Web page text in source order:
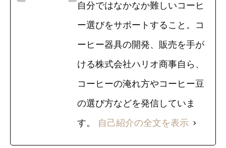
自分ではなかなか難しいコーヒ
ー選びをサポートすること。コ
ーヒー器具の開発、販売を手が
ける株式会社ハリオ商事自ら、
コーヒーの淹れ方やコーヒー豆
の選び方などを発信していま
す。 自己紹介の全文を表示